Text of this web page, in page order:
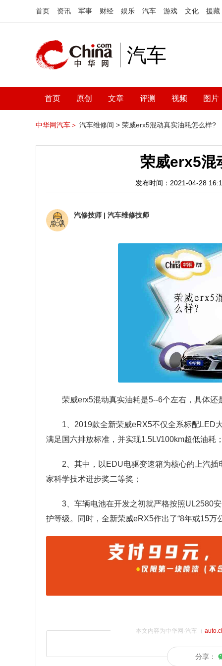
首页 资讯 军事 财经 娱乐 汽车 游戏 文化 援藏
汽车
首页 原创 文章 评测 视频 图片
中华网汽车＞ 汽车维修间 > 荣威erx5混动真实油耗怎么样?
荣威erx5混
发布时间：2021-04-28
汽修技师 | 汽车维修技师
荣威erx5混动真实油耗是5--6个左右，具体还
1、2019款全新荣威eRX5不仅全系标配LED
满足国六排放标准，并实现1.5L\/100km超低油耗
2、其中，以EDU电驱变速箱为核心的上汽
家科学技术进步奖二等奖；
3、车辆电池在开发之初就严格按照UL2580
护等级。同时，全新荣威eRX5作出了“8年或15万
本文内容为中华网·汽车（
分享：